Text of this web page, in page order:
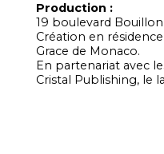
Production :
19 boulevard Bouillon
Création en
Grace de Monaco.
En partenariat avec
Cristal Publishing, le